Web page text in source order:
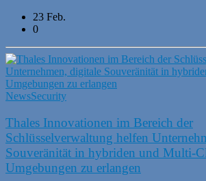
23 Feb.
0
NewsSecurity
Thales Innovationen im Bereich der
Schlüsselverwaltung helfen
Souveränität in hybriden und Multi-
Umgebungen zu erlangen